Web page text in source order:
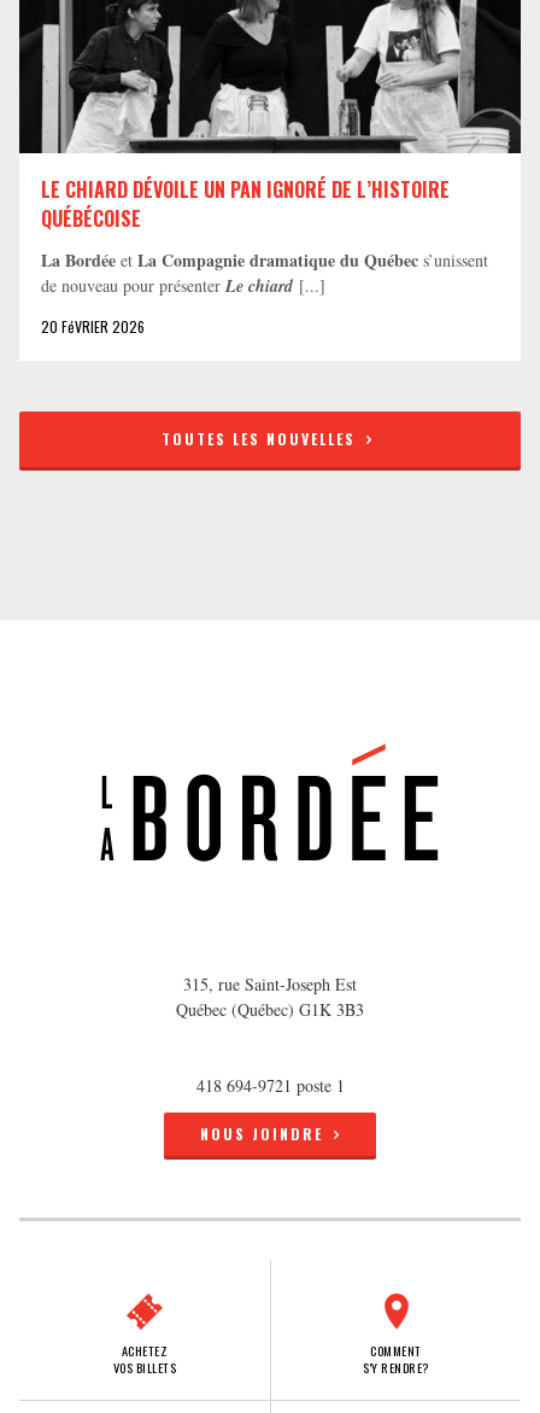
LE CHIARD DÉVOILE UN PAN IGNORÉ DE L’HISTOIRE
QUÉBÉCOISE
La Bordée et La Compagnie dramatique du Québec s’unissent
de nouveau pour présenter Le chiard [...]
20 FéVRIER 2026
TOUTES LES NOUVELLES
315, rue Saint-Joseph Est
Québec (Québec) G1K 3B3
418 694-9721 poste 1
NOUS JOINDRE
ACHETEZ
VOS BILLETS
COMMENT
S'Y RENDRE?